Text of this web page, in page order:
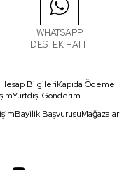
WHATSAPP
DESTEK HATTI
BilgileriKapıda Ödeme
Yurtdışı Gönderim
Bayilik BaşvurusuMağazalar